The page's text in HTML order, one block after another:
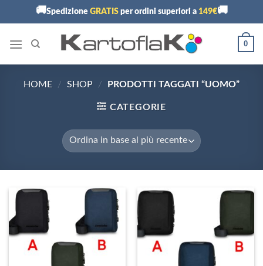
🚚Spedizione GRATISper ordini superiori a 149€🚚
0
HOME / SHOP / PRODOTTI TAGGATI “UOMO”
CATEGORIE